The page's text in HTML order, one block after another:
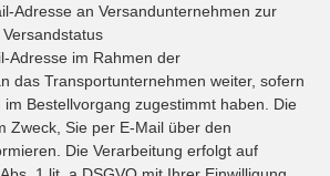
Adresse an Versandunternehmen zur
Adresse im Rahmen der
das Transportunternehmen weiter, sofern
im Bestellvorgang zugestimmt haben. Die
Zweck, Sie per E-Mail über den
Die Verarbeitung erfolgt auf